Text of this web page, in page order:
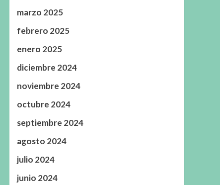
marzo 2025
febrero 2025
enero 2025
diciembre 2024
noviembre 2024
octubre 2024
septiembre 2024
agosto 2024
julio 2024
junio 2024